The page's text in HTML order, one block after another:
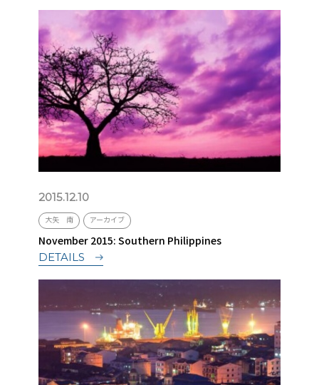
2015.12.10
大矢 南 アーカイブ
November 2015: Southern Philippines
DETAILS